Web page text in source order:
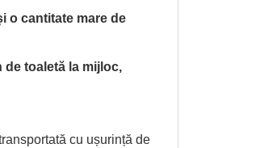
o cantitate mare de
de toaletă la mijloc,
cu ușurință de